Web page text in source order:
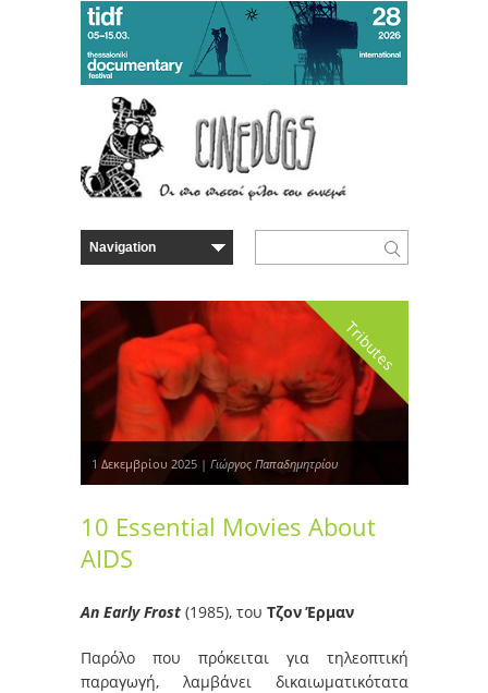
Tributes
1 Δεκεμβρίου 2025 | Γιώργος Παπαδημητρίου
10 Essential Movies About
AIDS
An Early Frost (1985), του Τζον Έρμαν
Παρόλο που πρόκειται για τηλεοπτική
παραγωγή, λαμβάνει δικαιωματικότατα